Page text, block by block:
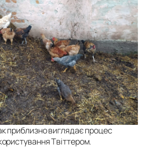
приблизно виглядає процес
Твіттером.